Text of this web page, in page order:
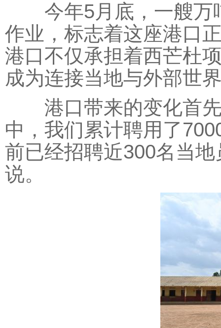
今年5月底，一艘万
作业，标志着这座港口
港口不仅承担着西芒杜
成为连接当地与外部世
港口带来的变化首先
中，我们累计聘用了
前已经招聘近300名当
说。